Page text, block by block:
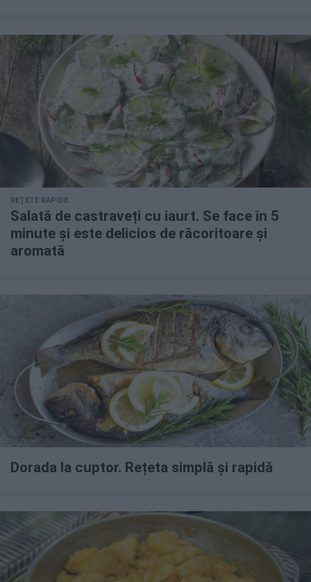
REȚETE RAPIDE
Salată de castraveți cu iaurt. Se face în 5
minute și este delicios de răcoritoare și
aromată
Dorada la cuptor. Rețeta simplă și rapidă